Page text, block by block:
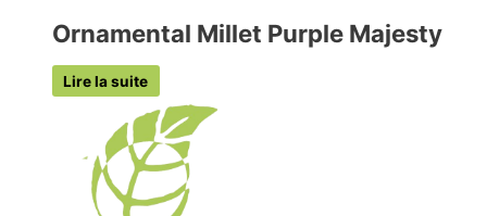
Ornamental Millet Purple Majesty
Lire la suite